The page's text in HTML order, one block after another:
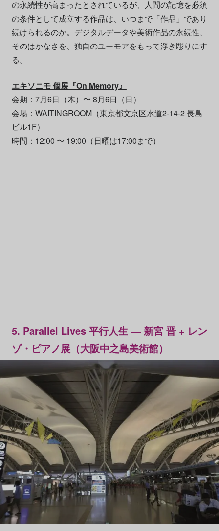
の永続性が高まったとされているが、人間の記憶を必須
の条件として成立する作品は、いつまで「作品」であり
続けられるのか。デジタルデータや美術作品の永続性、
そのはかなさを、独自のユーモアをもって浮き彫りにす
る。
エキソニモ 個展『On Memory』
会期：7月6日（木）〜 8月6日（日）
会場：WAITINGROOM（東京都文京区水道2-14-2 長島
ビル1F）
時間：12:00 〜 19:00（日曜は17:00まで）
5. Parallel Lives 平行人生 ― 新宮 晋 + レン
ゾ・ピアノ展（大阪中之島美術館）